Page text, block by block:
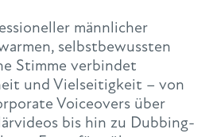
männlicher
selbstbewussten
Stimme verbindet
und Vielseitigkeit – von
Voiceovers über
bis hin zu Dubbing-